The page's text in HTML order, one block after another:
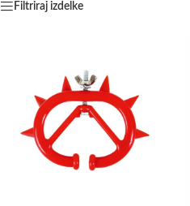
Filtriraj izdelke